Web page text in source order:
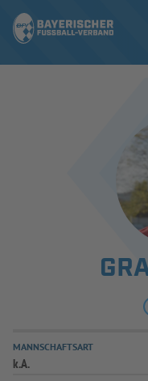
ERGEBNISSE &
SPIELBETRIEB &
AUSBILDUNG &
MANNSCHAFTSART
k.A.